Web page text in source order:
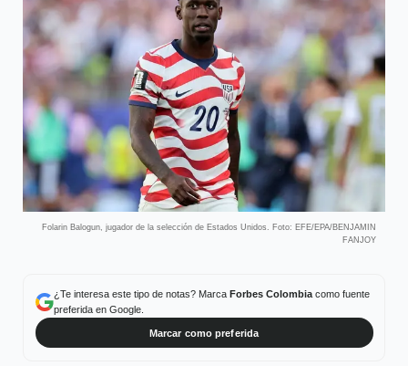
Folarin Balogun, jugador de la selección de Estados Unidos. Foto: EFE/EPA/BENJAMIN
FANJOY
¿Te interesa este tipo de notas? Marca Forbes Colombiacomo fuente
preferida en Google.
Marcar como preferida